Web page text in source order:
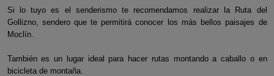
Si lo tuyo es el senderismo te recomendamos realizar la Ruta del
Gollizno, sendero que te permitirá conocer los más bellos paisajes de
Moclín.
También es un lugar ideal para hacer rutas montando a caballo o en
bicicleta de montaña.